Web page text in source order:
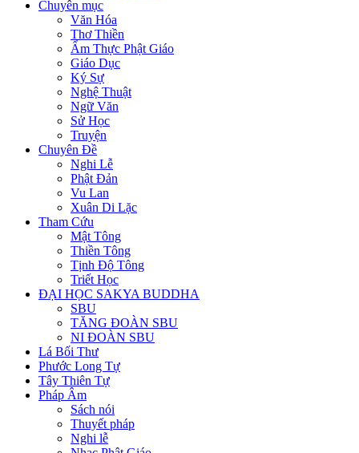
Chuyên mục
Văn Hóa
Thơ Thiền
Ẩm Thực Phật Giáo
Giáo Dục
Ký Sự
Nghệ Thuật
Ngữ Văn
Sử Học
Truyện
Chuyên Đề
Nghi Lễ
Phật Đản
Vu Lan
Xuân Di Lặc
Tham Cứu
Mật Tông
Thiền Tông
Tịnh Độ Tông
Triết Học
ĐẠI HỌC SAKYA BUDDHA
SBU
TĂNG ĐOÀN SBU
NI ĐOÀN SBU
Lá Bối Thư
Phước Long Tự
Tây Thiên Tự
Pháp Âm
Sách nói
Thuyết pháp
Nghi lễ